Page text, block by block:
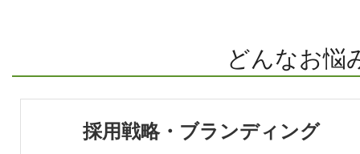
どんなお悩
採用戦略・ブランディング